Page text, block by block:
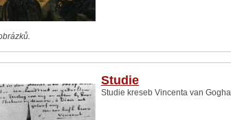
Studie
Studie kreseb Vincenta van Gogha